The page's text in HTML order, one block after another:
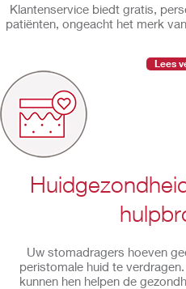
Klantenservice biedt gratis,
patiënten, ongeacht het merk
Lees
Uw stomadragers hoeven
peristomale huid te
kunnen hen helpen de